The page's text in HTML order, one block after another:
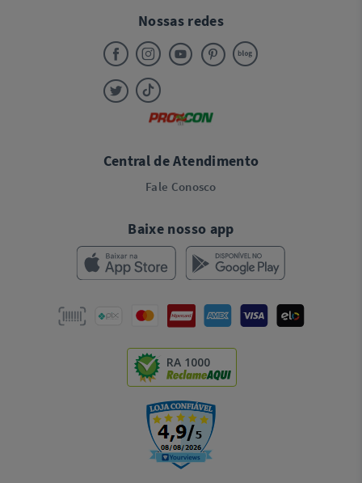
Nossas redes
Central de Atendimento
Fale Conosco
Baixe nosso app
RA 1000